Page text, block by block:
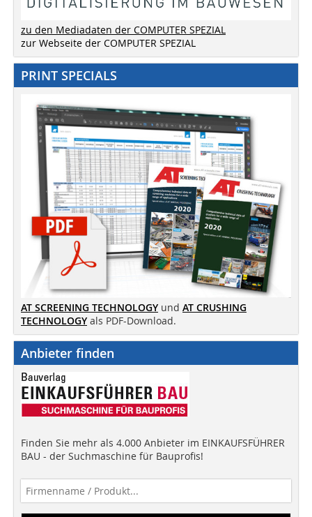
zu den Mediadaten der COMPUTER SPEZIAL
zur Webseite der COMPUTER SPEZIAL
PRINT SPECIALS
AT SCREENING TECHNOLOGY und AT CRUSHING
TECHNOLOGY als PDF-Download.
Anbieter finden
Finden Sie mehr als 4.000 Anbieter im EINKAUFSFÜHRER
BAU - der Suchmaschine für Bauprofis!